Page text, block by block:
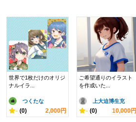
世界で1枚だけのオリジ
ナルイラ...
つくたな
- (0) 2,000円
ご希望通りのイラスト
を作成いた...
上大迫博生充
- (0) 10,000円